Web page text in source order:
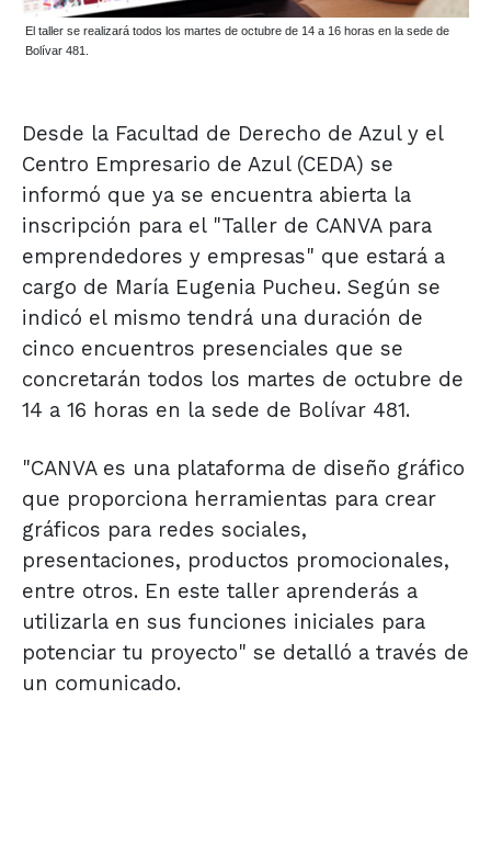
El taller se realizará todos los martes de octubre de 14 a 16 horas en la sede de
Bolívar 481.
Desde la Facultad de Derecho de Azul y el
Centro Empresario de Azul (CEDA) se
informó que ya se encuentra abierta la
inscripción para el "Taller de CANVA para
emprendedores y empresas" que estará a
cargo de María Eugenia Pucheu. Según se
indicó el mismo tendrá una duración de
cinco encuentros presenciales que se
concretarán todos los martes de octubre de
14 a 16 horas en la sede de Bolívar 481.
"CANVA es una plataforma de diseño gráfico
que proporciona herramientas para crear
gráficos para redes sociales,
presentaciones, productos promocionales,
entre otros. En este taller aprenderás a
utilizarla en sus funciones iniciales para
potenciar tu proyecto" se detalló a través de
un comunicado.